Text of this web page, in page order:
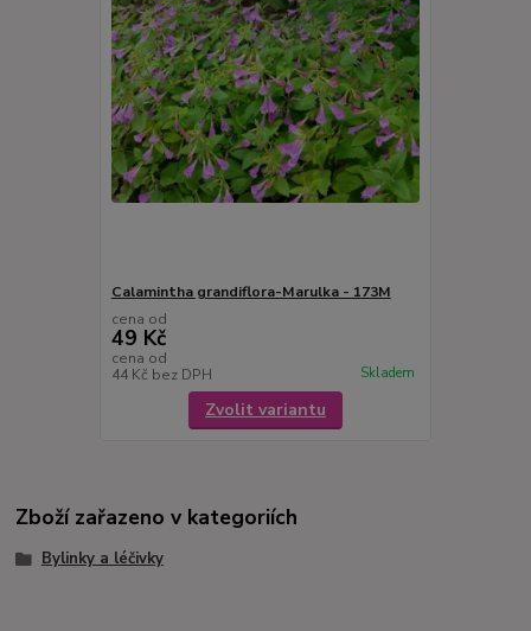
Calamintha grandiflora-Marulka - 173M
cena od
49 Kč
cena od
44 Kč bez DPH Skladem
Zvolit variantu
Zboží zařazeno v kategoriích
Bylinky a léčivky